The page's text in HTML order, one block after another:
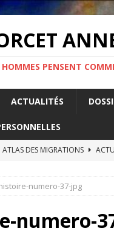
PENSENT
ACTUALITÉS
ATLAS DES MIGRATIONS
France.
ACTUALITÉS
PARLONS IMMIGRATION !
numero-37-jpg
numero-